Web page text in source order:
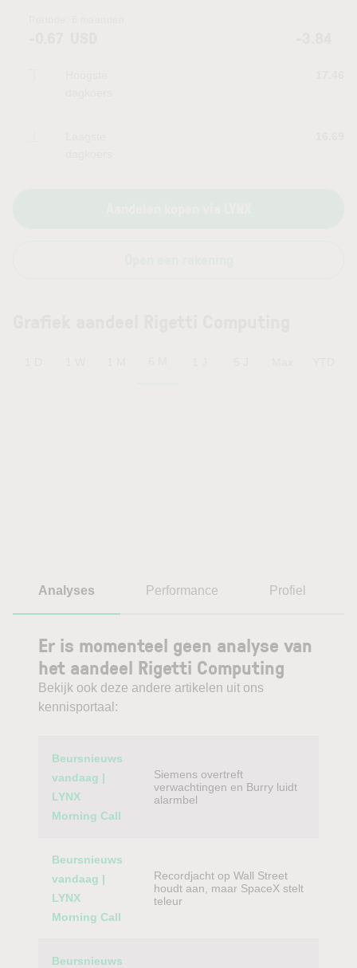
Analyses Performance Profiel
Er is momenteel geen analyse van
het aandeel Rigetti Computing
Bekijk ook deze andere artikelen uit ons
kennisportaal:
Category
Beursnieuws
vandaag |
LYNX
Morning Call
Siemens overtreft
verwachtingen en Burry luidt
alarmbel
Beursnieuws
vandaag |
LYNX
Morning Call
Recordjacht op Wall Street
houdt aan, maar SpaceX stelt
teleur
Beursnieuws